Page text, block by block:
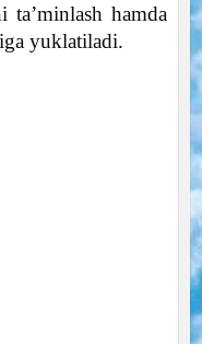
ta’minlash hamda
yuklatiladi.